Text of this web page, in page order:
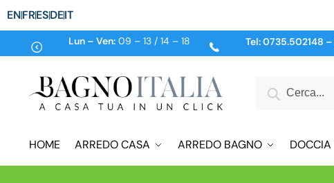
ENFRESDEIT
Lun – Ven:09 – 13 / 14 – 18 Tel:0735.502148 –
HOME ARREDO CASA ARREDO BAGNO DOCCIA